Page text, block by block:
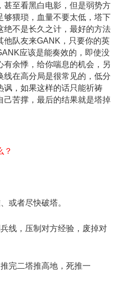
甚至看黑白电影，但是弱势方
够猥琐，血量不要太低，塔下
绝不是长久之计，最好的方法
他队友来GANK，只要你的英
应该是能奏效的，即使没
有余悸，给你喘息的机会，另
线在高分局是很常见的，低分
讽，如果这样的话只能祈祷
己苦撑，最后的结果就是塔掉
？
者尽快破塔。
，压制对方经验，废掉对
二塔推高地，死推一